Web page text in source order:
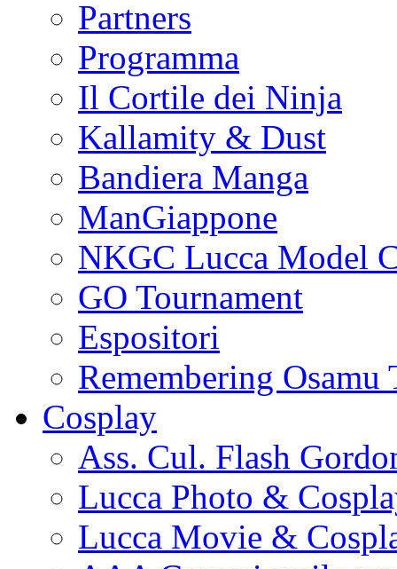
Partners
Programma
Il Cortile dei Ninja
Kallamity & Dust
Bandiera Manga
ManGiappone
NKGC Lucca Model
GO Tournament
Espositori
Remembering Osamu
Cosplay
Ass. Cul. Flash
Lucca Photo &
Lucca Movie &